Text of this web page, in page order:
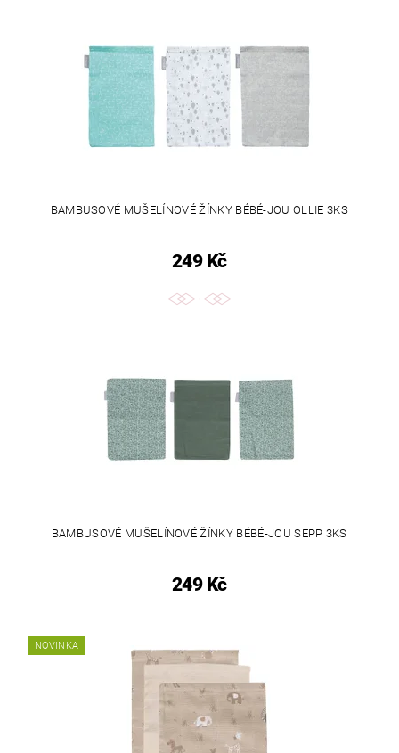
BAMBUSOVÉ MUŠELÍNOVÉ ŽÍNKY BÉBÉ-JOU OLLIE 3KS
249 Kč
BAMBUSOVÉ MUŠELÍNOVÉ ŽÍNKY BÉBÉ-JOU SEPP 3KS
249 Kč
NOVINKA